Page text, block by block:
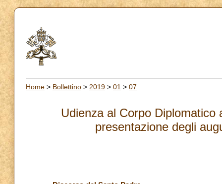
Home > Bollettino > 2019 > 01 > 07
Udienza al Corpo
presentazione degli